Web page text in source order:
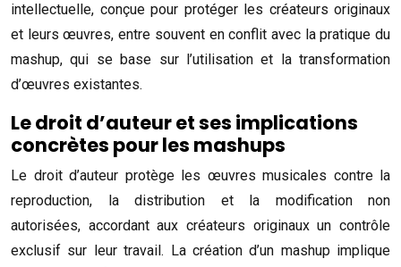
intellectuelle, conçue pour protéger les créateurs originaux
et leurs œuvres, entre souvent en conflit avec la pratique du
mashup, qui se base sur l’utilisation et la transformation
d’œuvres existantes.
Le droit d’auteur et ses implications
concrètes pour les mashups
Le droit d’auteur protège les œuvres musicales contre la
reproduction, la distribution et la modification non
autorisées, accordant aux créateurs originaux un contrôle
exclusif sur leur travail. La création d’un mashup implique